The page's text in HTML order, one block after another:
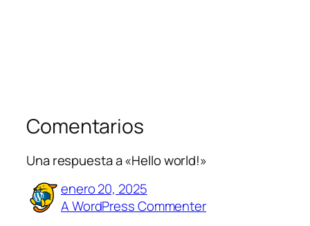
Comentarios
Una respuesta a «Hello world!»
enero 20, 2025
A WordPress Commenter